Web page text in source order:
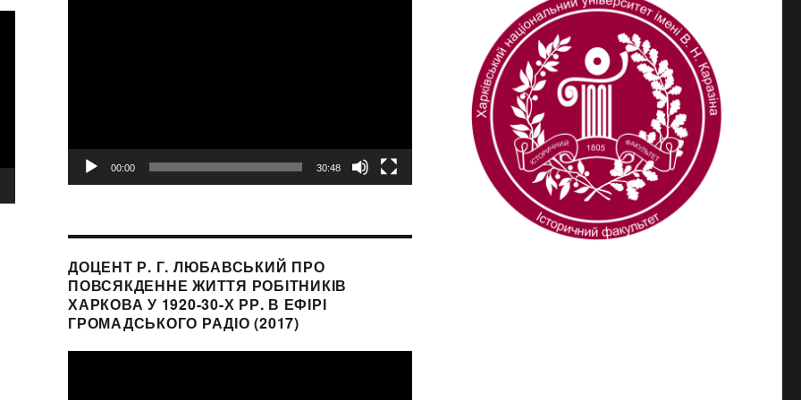
00:00 30:48
ДОЦЕНТ Р. Г. ЛЮБАВСЬКИЙ ПРО
ПОВСЯКДЕННЕ ЖИТТЯ РОБІТНИКІВ
ХАРКОВА У 1920-30-Х РР. В ЕФІРІ
ГРОМАДСЬКОГО РАДІО (2017)